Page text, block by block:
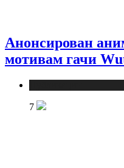
Анонсирован
мотивам гачи
7